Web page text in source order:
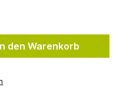
den
den Warenkorb